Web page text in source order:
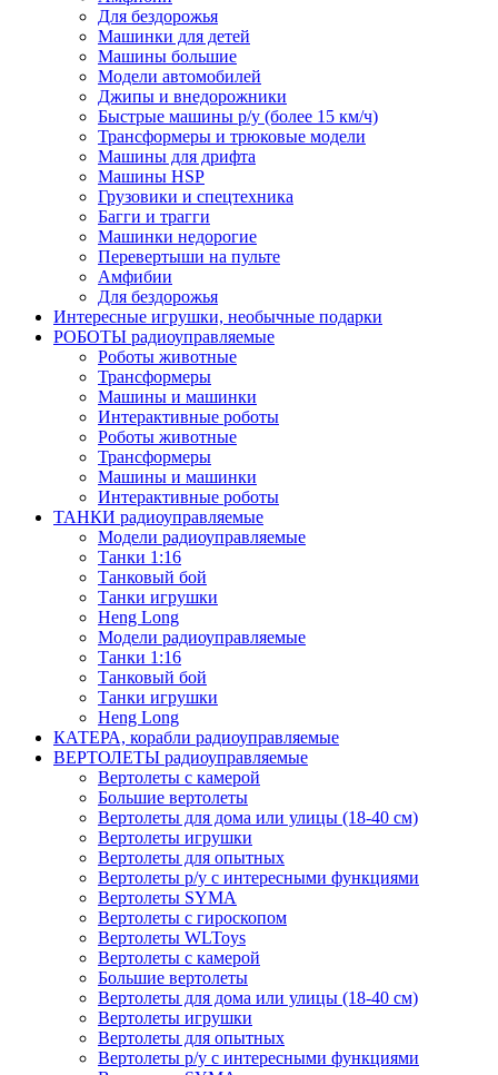
Для бездорожья
Машинки для детей
Машины большие
Модели автомобилей
Джипы и внедорожники
Быстрые машины р/у (более 15 км/ч)
Трансформеры и трюковые модели
Машины для дрифта
Машины HSP
Грузовики и спецтехника
Багги и трагги
Машинки недорогие
Перевертыши на пульте
Амфибии
Для бездорожья
Интересные игрушки, необычные подарки
РОБОТЫ радиоуправляемые
Роботы животные
Трансформеры
Машины и машинки
Интерактивные роботы
Роботы животные
Трансформеры
Машины и машинки
Интерактивные роботы
ТАНКИ радиоуправляемые
Модели радиоуправляемые
Танки 1:16
Танковый бой
Танки игрушки
Heng Long
Модели радиоуправляемые
Танки 1:16
Танковый бой
Танки игрушки
Heng Long
КАТЕРА, корабли радиоуправляемые
ВЕРТОЛЕТЫ радиоуправляемые
Вертолеты с камерой
Большие вертолеты
Вертолеты для дома или улицы (18-40 см)
Вертолеты игрушки
Вертолеты для опытных
Вертолеты р/у с интересными функциями
Вертолеты SYMA
Вертолеты с гироскопом
Вертолеты WLToys
Вертолеты с камерой
Большие вертолеты
Вертолеты для дома или улицы (18-40 см)
Вертолеты игрушки
Вертолеты для опытных
Вертолеты р/у с интересными функциями